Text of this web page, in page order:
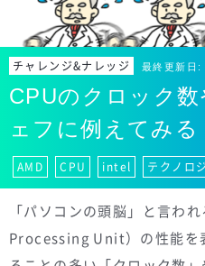
チャレンジ&ナレッジ 最終更新日:
CPUのクロック
ェフに例えてみる
AMD CPU intel テクノロ
「パソコンの頭脳」と言わ
Processing Unit）の性能を